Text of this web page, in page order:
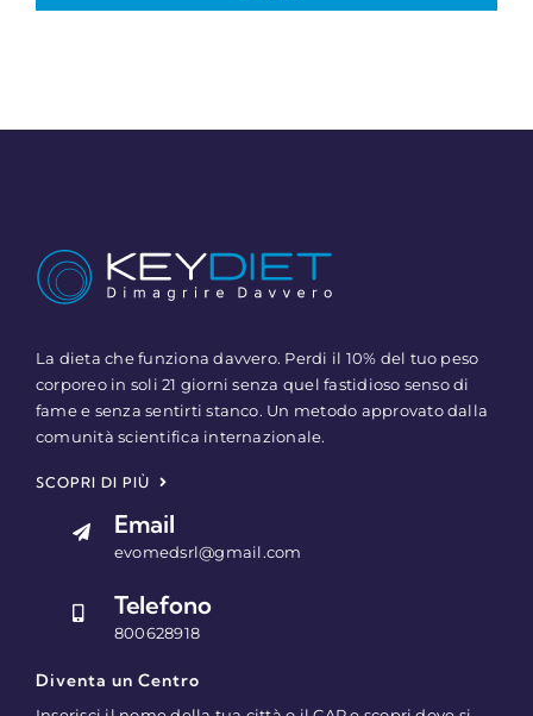
La dieta che funziona davvero. Perdi il 10% del tuo peso
corporeo in soli 21 giorni senza quel fastidioso senso di
fame e senza sentirti stanco. Un metodo approvato dalla
comunità scientifica internazionale.
SCOPRI DI PIÙ
Email
evomedsrl@gmail.com
Telefono
800628918
Diventa un Centro